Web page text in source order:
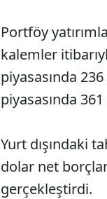
Portföy
kalemler
piyasasında
piyasasında
Yurt dışındaki
dolar net
gerçekleştirdi.